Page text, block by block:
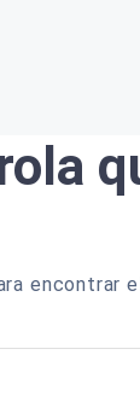
encontrar